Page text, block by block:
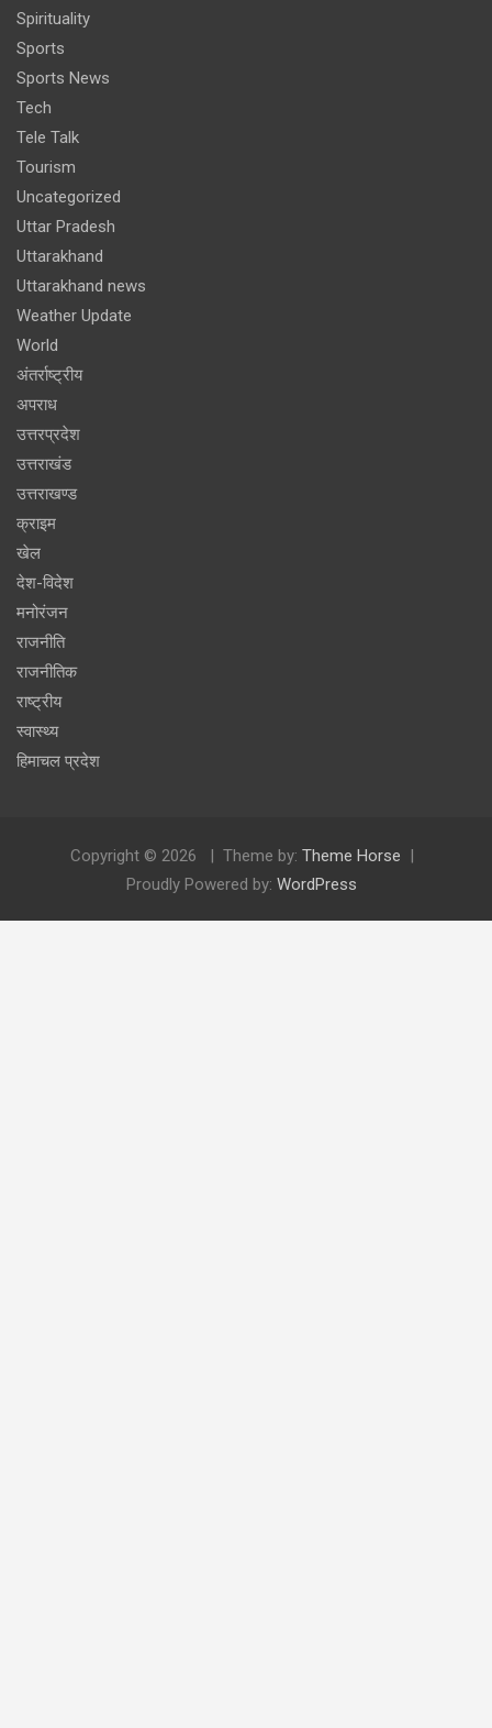
Spirituality
Sports
Sports News
Tech
Tele Talk
Tourism
Uncategorized
Uttar Pradesh
Uttarakhand
Uttarakhand news
Weather Update
World
अंतर्राष्ट्रीय
अपराध
उत्तरप्रदेश
उत्तराखंड
उत्तराखण्ड
क्राइम
खेल
देश-विदेश
मनोरंजन
राजनीति
राजनीतिक
राष्ट्रीय
स्वास्थ्य
हिमाचल प्रदेश
Copyright © 2026 Theme by: Theme Horse
Proudly Powered by: WordPress